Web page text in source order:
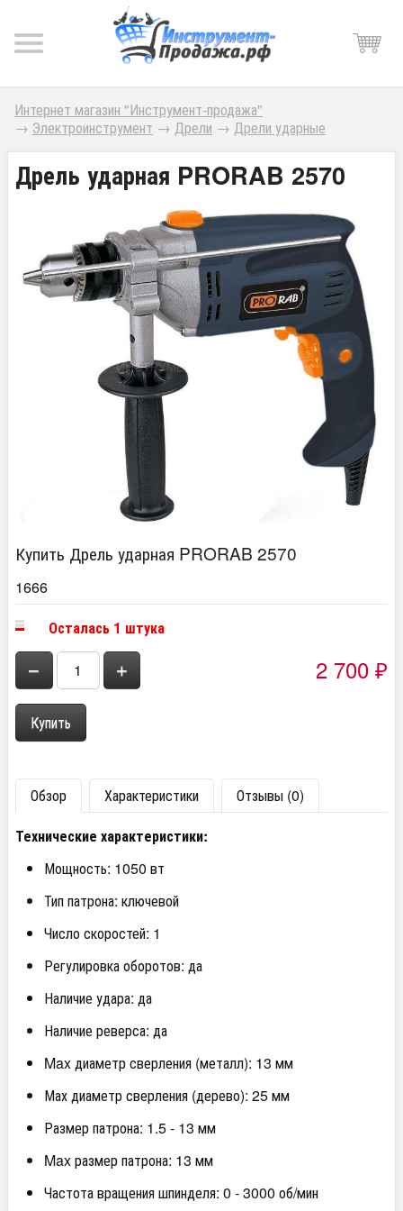
Интернет магазин "Инструмент-продажа"
→ Электроинструмент → Дрели → Дрели ударные
Дрель ударная PRORAB 2570
Купить Дрель ударная PRORAB 2570
1666
Осталась 1 штука
− + 2 700 ₽
Обзор Характеристики
Отзывы (0)
Технические характеристики:
Мощность: 1050 вт
Тип патрона: ключевой
Число скоростей: 1
Регулировка оборотов: да
Наличие удара: да
Наличие реверса: да
Max диаметр сверления (металл): 13 мм
Мах диаметр сверления (дерево): 25 мм
Размер патрона: 1.5 - 13 мм
Max размер патрона: 13 мм
Частота вращения шпинделя: 0 - 3000 об/мин